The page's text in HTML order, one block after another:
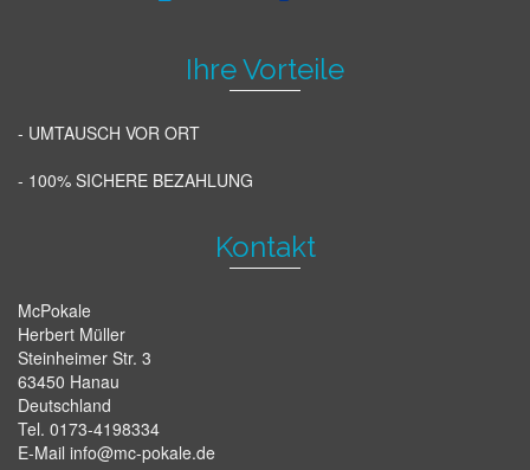
Ihre Vorteile
- UMTAUSCH VOR ORT
- 100% SICHERE BEZAHLUNG
Kontakt
McPokale
Herbert Müller
Steinheimer Str. 3
63450 Hanau
Deutschland
Tel. 0173-4198334
E-Mail info@mc-pokale.de